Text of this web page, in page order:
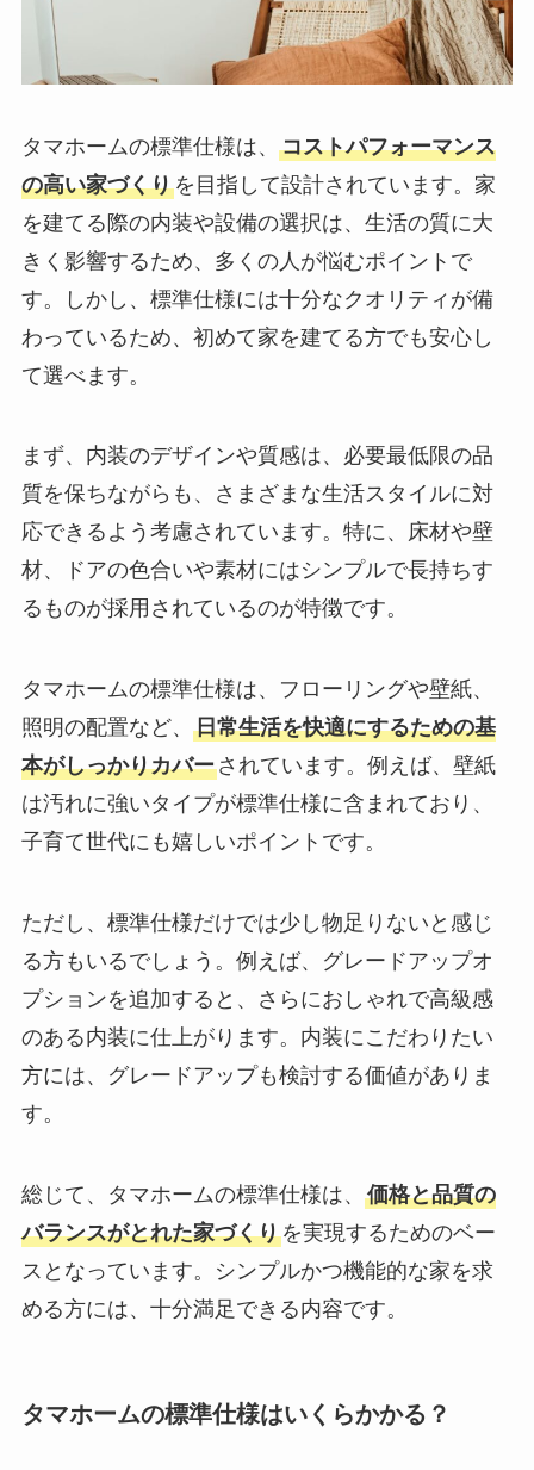
タマホームの標準仕様は、 コストパフォーマンス
の高い家づくりを目指して設計されています。家
を建てる際の内装や設備の選択は、生活の質に大
きく影響するため、多くの人が悩むポイントで
す。しかし、標準仕様には十分なクオリティが備
わっているため、初めて家を建てる方でも安心し
て選べます。
まず、内装のデザインや質感は、必要最低限の品
質を保ちながらも、さまざまな生活スタイルに対
応できるよう考慮されています。特に、床材や壁
材、ドアの色合いや素材にはシンプルで長持ちす
るものが採用されているのが特徴です。
タマホームの標準仕様は、フローリングや壁紙、
照明の配置など、 日常生活を快適にするための基
本がしっかりカバーされています。例えば、壁紙
は汚れに強いタイプが標準仕様に含まれており、
子育て世代にも嬉しいポイントです。
ただし、標準仕様だけでは少し物足りないと感じ
る方もいるでしょう。例えば、グレードアップオ
プションを追加すると、さらにおしゃれで高級感
のある内装に仕上がります。内装にこだわりたい
方には、グレードアップも検討する価値がありま
す。
総じて、タマホームの標準仕様は、 価格と品質の
バランスがとれた家づくりを実現するためのベー
スとなっています。シンプルかつ機能的な家を求
める方には、十分満足できる内容です。
タマホームの標準仕様はいくらかかる？